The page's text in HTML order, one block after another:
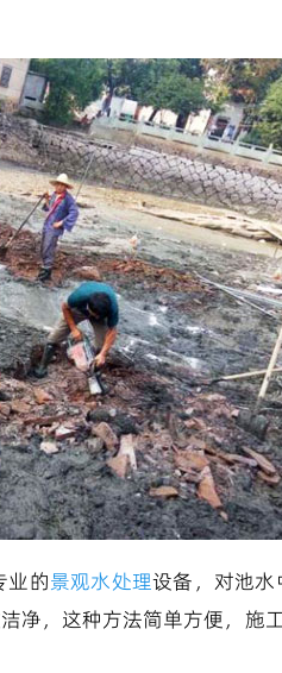
业的景观水处理设备，对池
净，这种方法简单方便，施